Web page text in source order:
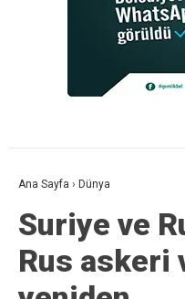
Ana Sayfa › Dünya
Suriye ve
Rus askeri